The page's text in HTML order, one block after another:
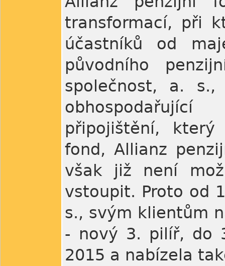
transformací, při
účastníků od
původního
společnost, a.
připojištění, který
fond, Allianz
však již není
vstoupit. Proto od
s., svým klientům
- nový 3. pilíř, do
2015 a nabízela